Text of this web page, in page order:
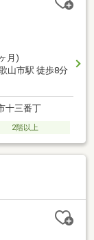
月)
山市駅 徒歩8分
十三番丁
2階以上